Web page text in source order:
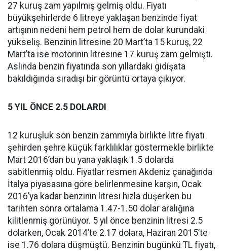
27 kuruş zam yapılmış gelmiş oldu. Fiyatı
büyükşehirlerde 6 litreye yaklaşan benzinde fiyat
artışının nedeni hem petrol hem de dolar kurundaki
yükseliş. Benzinin litresine 20 Mart’ta 15 kuruş, 22
Mart’ta ise motorinin litresine 17 kuruş zam gelmişti.
Aslında benzin fiyatında son yıllardaki gidişata
bakıldığında sıradışı bir görüntü ortaya çıkıyor.
5 YIL ÖNCE 2.5 DOLARDI
12 kuruşluk son benzin zammıyla birlikte litre fiyatı
şehirden şehre küçük farklılıklar göstermekle birlikte
Mart 2016’dan bu yana yaklaşık 1.5 dolarda
sabitlenmiş oldu. Fiyatlar resmen Akdeniz çanağında
İtalya piyasasına göre belirlenmesine karşın, Ocak
2016’ya kadar benzinin litresi hızla düşerken bu
tarihten sonra ortalama 1.47-1.50 dolar aralığına
kilitlenmiş görünüyor. 5 yıl önce benzinin litresi 2.5
dolarken, Ocak 2014’te 2.17 dolara, Haziran 2015’te
ise 1.76 dolara düşmüştü. Benzinin bugünkü TL fiyatı,